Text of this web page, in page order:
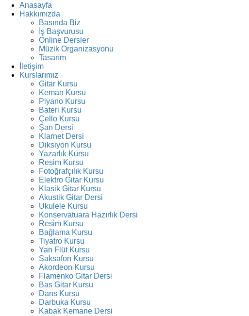
Anasayfa
Hakkımızda
Basında Biz
İş Başvurusu
Online Dersler
Müzik Organizasyonu
Tasarım
İletişim
Kurslarımız
Gitar Kursu
Keman Kursu
Piyano Kursu
Bateri Kursu
Çello Kursu
Şan Dersi
Klarnet Dersi
Diksiyon Kursu
Yazarlık Kursu
Resim Kursu
Fotoğrafçılık Kursu
Elektro Gitar Kursu
Klasik Gitar Kursu
Akustik Gitar Dersi
Ukulele Kursu
Konservatuara Hazırlık Dersi
Resim Kursu
Bağlama Kursu
Tiyatro Kursu
Yan Flüt Kursu
Saksafon Kursu
Akordeon Kursu
Flamenko Gitar Dersi
Bas Gitar Kursu
Dans Kursu
Darbuka Kursu
Kabak Kemane Dersi